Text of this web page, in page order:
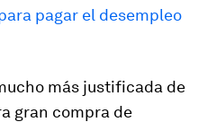
pagar el desempleo
más justificada de
gran compra de